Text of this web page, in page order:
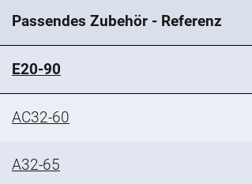
Passendes Zubehör - Referenz
E20-90
AC32-60
A32-65